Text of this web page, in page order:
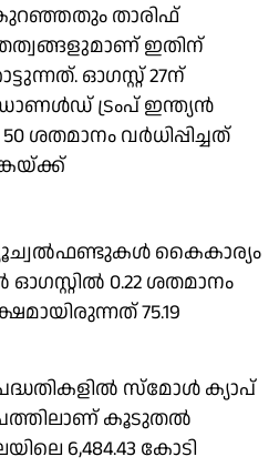
താരിഫ്
ഇതിന്
ഓഗസ്റ്റ് 27ന്
ട്രംപ് ഇന്ത്യന്‍
ശതമാനം വര്‍ധിപ്പിച്ചത്
കൈകാര്യം
0.22 ശതമാനം
75.19
പദ്ധതികളില്‍ സ്‌മോള്‍ ക്യാപ്
കൂടുതല്‍
6,484.43 കോടി